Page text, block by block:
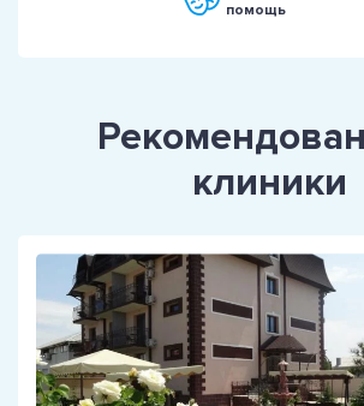
помощь
клиники